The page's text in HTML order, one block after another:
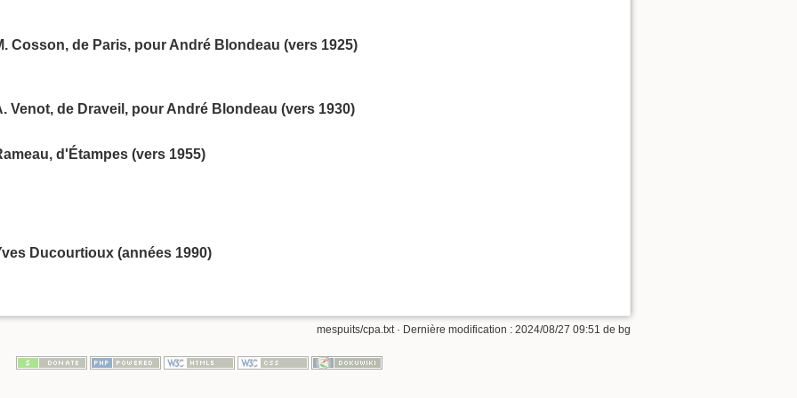
Cosson, de Paris, pour André Blondeau (vers 1925)
Venot, de Draveil, pour André Blondeau (vers 1930)
d'Étampes (vers 1955)
Ducourtioux (années 1990)
mespuits/cpa.txt· Dernière modification : 2024/08/27 09:51 de bg